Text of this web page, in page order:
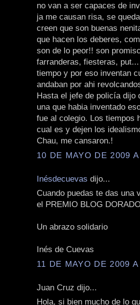
no van a ser capaces de
ja me causan risa, se
creen que son buenas
que hacen los deberes,
son de lo peor!! son
farranderas, fiesteras,
tiempo y por eso inventan
andaban por ahi
Hasta el jefe de policía dijo
una que habia inventado
fue al colegio. Los tiempos
cual es y dejen los
Chau, me cansaron.!
10 DE MAYO DE 2009
Inésdecuevas dijo...
Cuando puedas te das una
el PREMIO BLOG
Un abrazo solidario
Inés de Cuevas
11 DE MAYO DE 2009
Juan Cruz dijo...
Hola, si bien mucho de lo